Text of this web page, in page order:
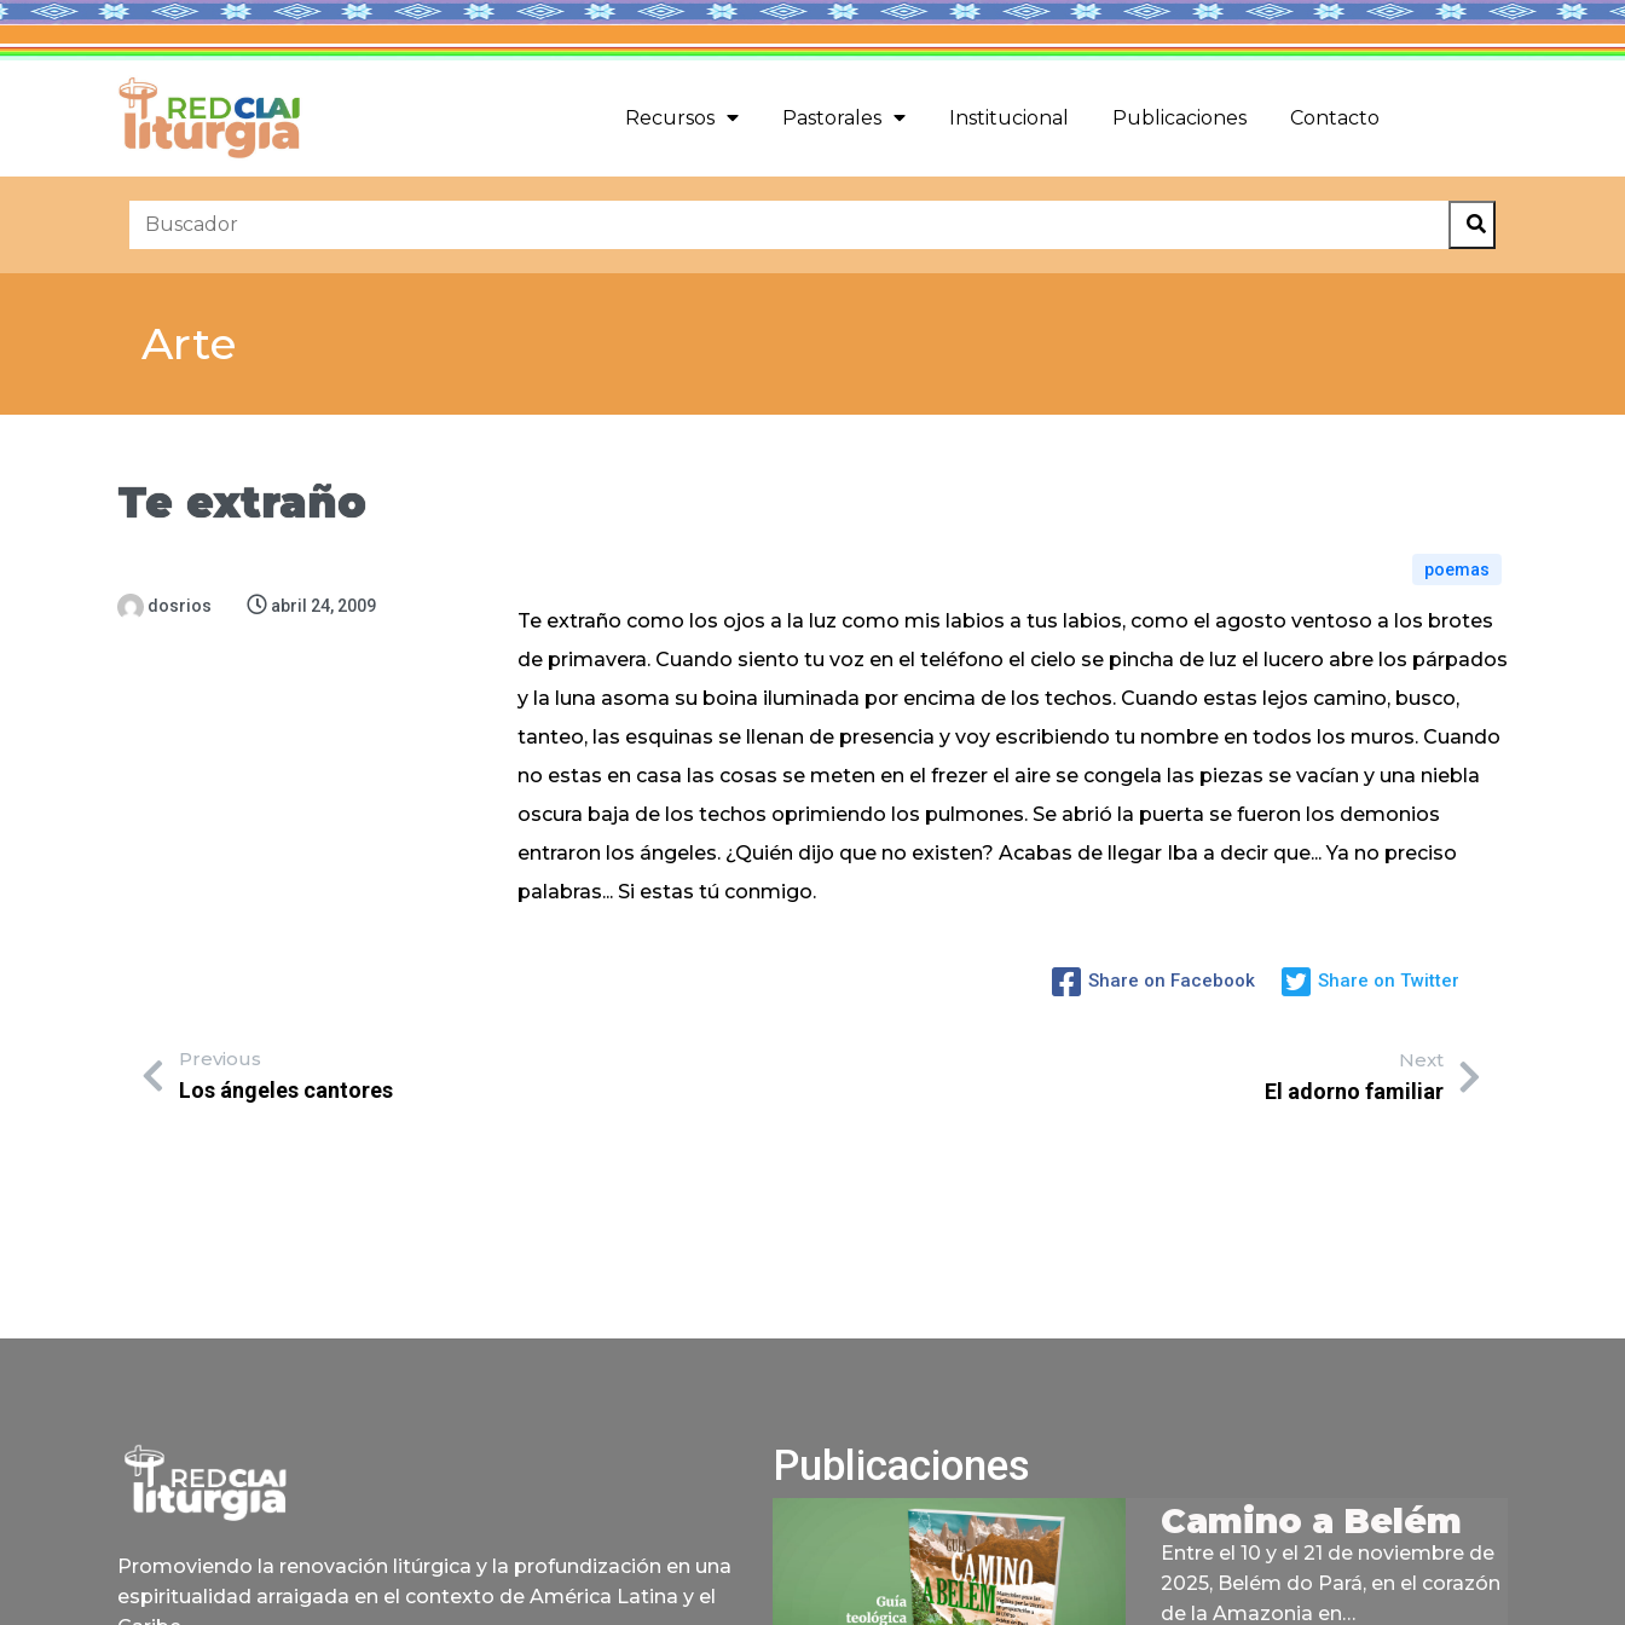
Recursos Pastorales Institucional Publicaciones Contacto
Arte
Te extraño
dosrios abril 24, 2009
poemas
Te extraño como los ojos a la luz como mis labios a tus labios, como el agosto ventoso a los brotes
de primavera. Cuando siento tu voz en el teléfono el cielo se pincha de luz el lucero abre los párpados
y la luna asoma su boina iluminada por encima de los techos. Cuando estas lejos camino, busco,
tanteo, las esquinas se llenan de presencia y voy escribiendo tu nombre en todos los muros. Cuando
no estas en casa las cosas se meten en el frezer el aire se congela las piezas se vacían y una niebla
oscura baja de los techos oprimiendo los pulmones. Se abrió la puerta se fueron los demonios
entraron los ángeles. ¿Quién dijo que no existen? Acabas de llegar Iba a decir que... Ya no preciso
palabras... Si estas tú conmigo.
Share on Facebook Share on Twitter
Previous
Los ángeles cantores
Next
El adorno familiar
Promoviendo la renovación litúrgica y la profundización en una
espiritualidad arraigada en el contexto de América Latina y el
Publicaciones
Camino a Belém
Entre el 10 y el 21 de noviembre de
2025, Belém do Pará, en el corazón
de la Amazonia en…